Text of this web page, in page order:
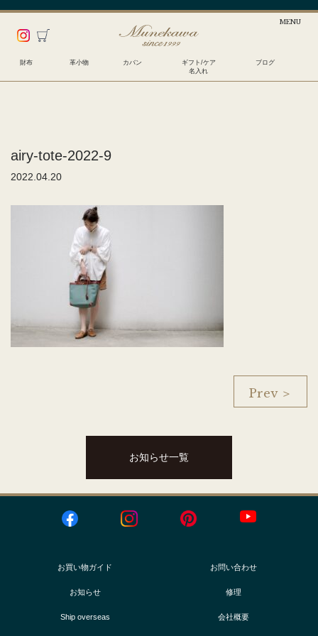
財布 革小物 カバン
ギフト/ケア
名入れ
ブログ
airy-tote-2022-9
2022.04.20
Prev ＞
お知らせ一覧
お買い物ガイド お問い合わせ
お知らせ 修理
Ship overseas 会社概要